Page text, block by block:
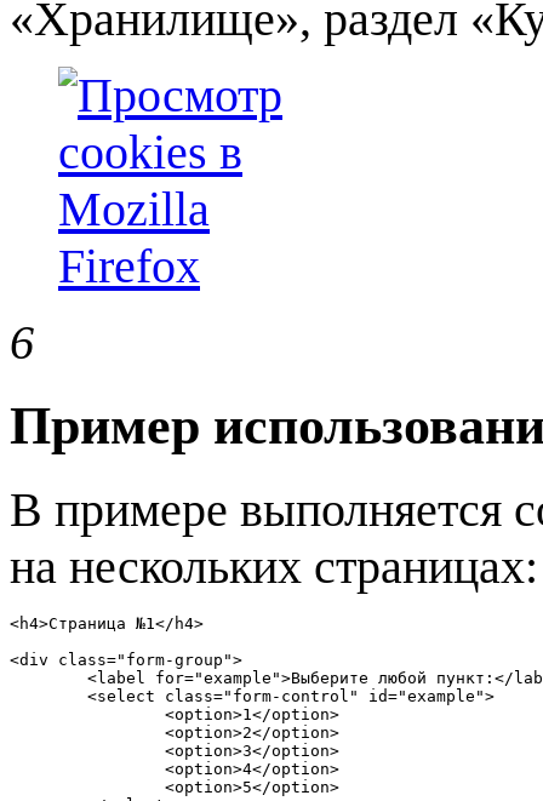
«Хранилище», раздел
6
Пример
В примере выполняется
на нескольких страницах:
<h4>Страница №1</h4>
<div class="form-group">